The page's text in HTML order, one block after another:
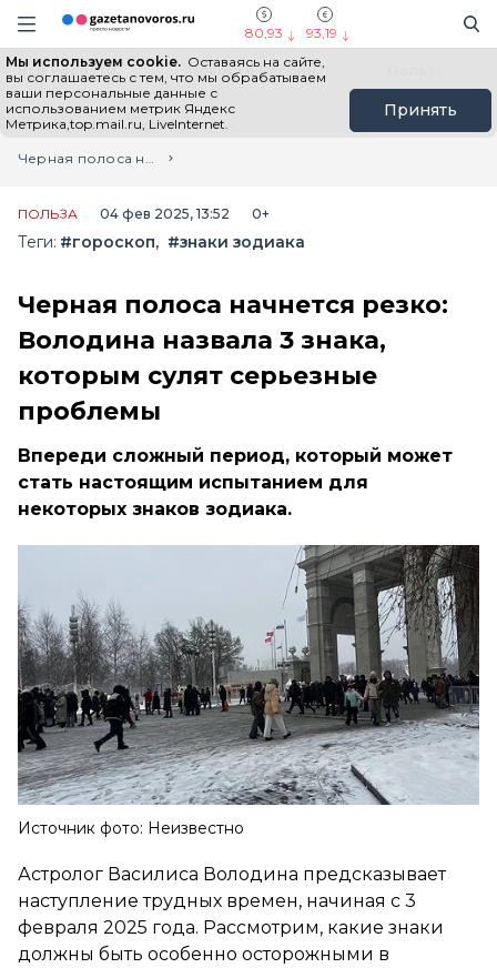
Информационный портал "ГазетаНоворос.ру"
Навигация сайта
80,93 93,19
Мы используем cookie. Оставаясь на сайте,
вы соглашаетесь с тем, что мы обрабатываем
ваши персональные данные с
использованием метрик Яндекс
Метрика,top.mail.ru, LiveInternet.
Принять
Все новости Новости России
Главная
Лента новостей
Черная полоса начнется резко: Володина назвала 3 знака, которым сулят серьезные проблемы
ПОЛЬЗА 04 фев 2025, 13:52 0+
Теги: #гороскоп #знаки зодиака
Черная полоса начнется резко:
Володина назвала 3 знака,
которым сулят серьезные
проблемы
Впереди сложный период, который может
стать настоящим испытанием для
некоторых знаков зодиака.
Источник фото: Неизвестно
Астролог Василиса Володина предсказывает
наступление трудных времен, начиная с 3
февраля 2025 года. Рассмотрим, какие знаки
должны быть особенно осторожными в